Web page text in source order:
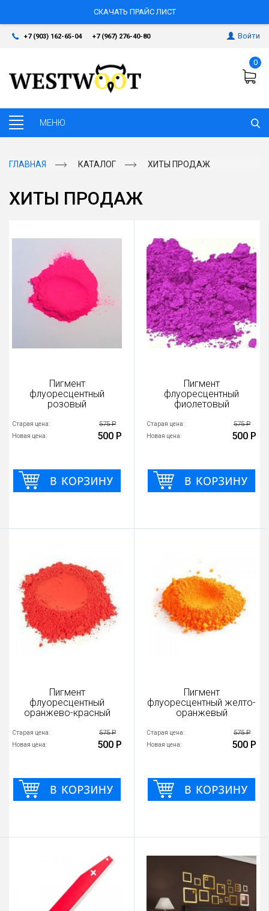
СКАЧАТЬ ПРАЙС ЛИСТ
+7 (903) 162-65-04 +7 (967) 276-40-80 Войти
0
ГЛАВНАЯ КАТАЛОГ ХИТЫ ПРОДАЖ
ХИТЫ ПРОДАЖ
Пигмент
флуоресцентный
розовый
Старая цена: 575 Р
Новая цена: 500 Р
Пигмент
флуоресцентный
фиолетовый
Старая цена: 575 Р
Новая цена: 500 Р
Пигмент
флуоресцентный
оранжево-красный
Старая цена: 575 Р
Новая цена: 500 Р
Пигмент
флуоресцентный желто-
оранжевый
Старая цена: 575 Р
Новая цена: 500 Р